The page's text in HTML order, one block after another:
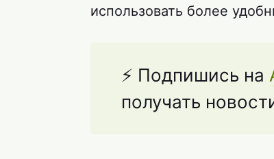
использовать более
⚡ Подпишись на
получать